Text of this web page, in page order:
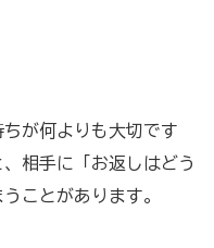
が何よりも大切です
相手に「お返しはどう
ことがあります。